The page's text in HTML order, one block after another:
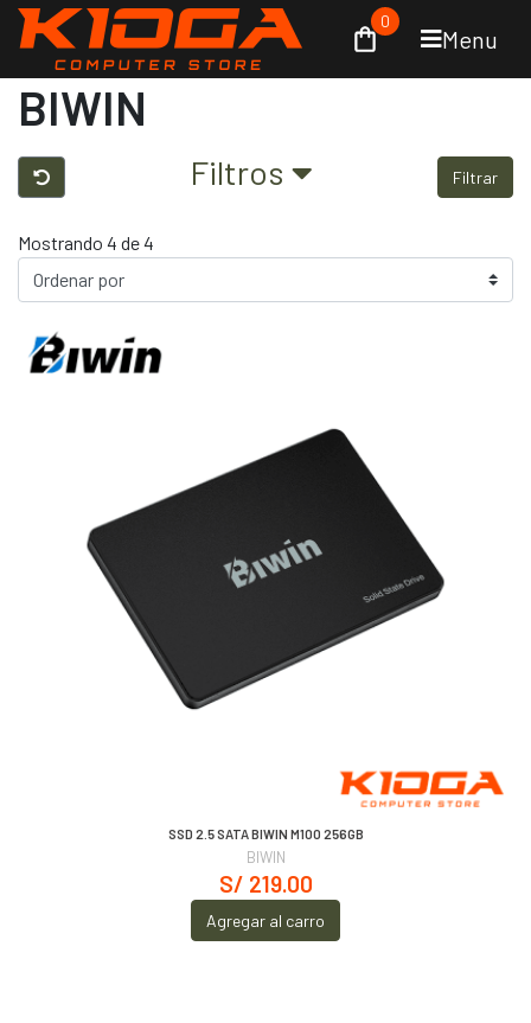
Menu
0
BIWIN
Filtros Filtrar
Mostrando 4 de 4
SSD 2.5 SATA BIWIN M100 256GB
BIWIN
S/ 219.00
Agregar al carro